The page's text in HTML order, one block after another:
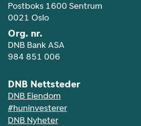
Postboks 1600 Sentrum
0021 Oslo
Org. nr.
DNB Bank ASA
984 851 006
DNB Nettsteder
DNB Eiendom
#huninvesterer
DNB Nyheter